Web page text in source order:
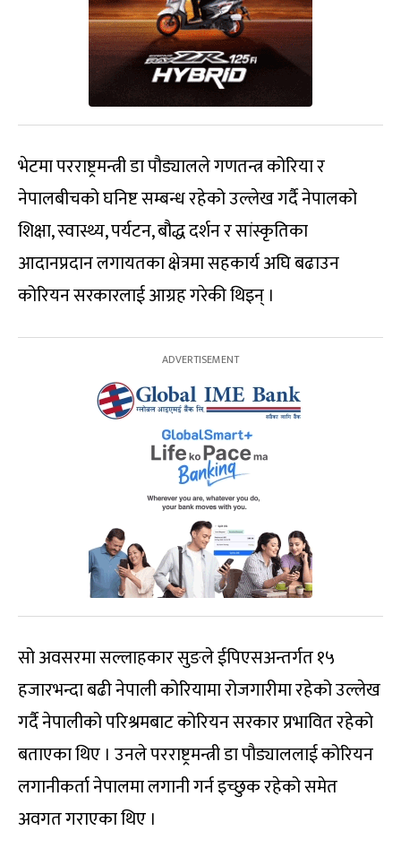
भेटमा परराष्ट्रमन्त्री डा पौड्यालले गणतन्त्र कोरिया र
नेपालबीचको घनिष्ट सम्बन्ध रहेको उल्लेख गर्दै नेपालको
शिक्षा, स्वास्थ्य, पर्यटन, बौद्ध दर्शन र सांस्कृतिका
आदानप्रदान लगायतका क्षेत्रमा सहकार्य अघि बढाउन
कोरियन सरकारलाई आग्रह गरेकी थिइन् ।
सो अवसरमा सल्लाहकार सुङले ईपिएसअन्तर्गत १५
हजारभन्दा बढी नेपाली कोरियामा रोजगारीमा रहेको उल्लेख
गर्दै नेपालीको परिश्रमबाट कोरियन सरकार प्रभावित रहेको
बताएका थिए । उनले परराष्ट्रमन्त्री डा पौड्याललाई कोरियन
लगानीकर्ता नेपालमा लगानी गर्न इच्छुक रहेको समेत
अवगत गराएका थिए ।